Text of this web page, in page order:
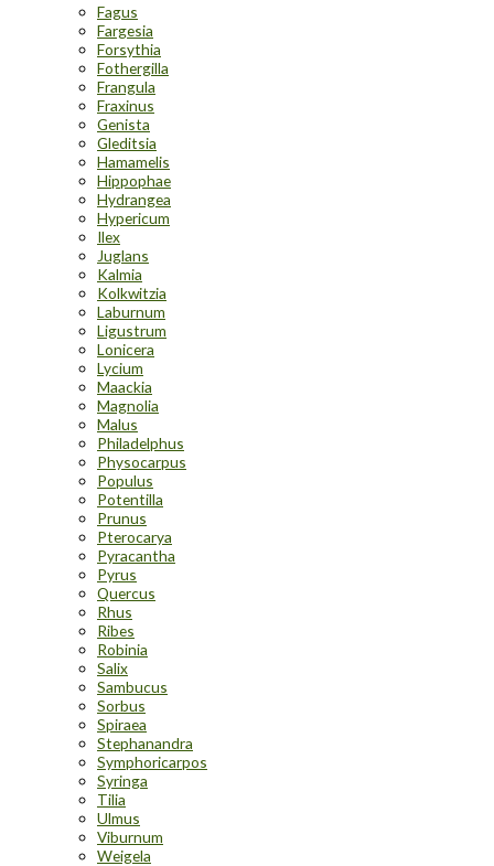
Fagus
Fargesia
Forsythia
Fothergilla
Frangula
Fraxinus
Genista
Gleditsia
Hamamelis
Hippophae
Hydrangea
Hypericum
Ilex
Juglans
Kalmia
Kolkwitzia
Laburnum
Ligustrum
Lonicera
Lycium
Maackia
Magnolia
Malus
Philadelphus
Physocarpus
Populus
Potentilla
Prunus
Pterocarya
Pyracantha
Pyrus
Quercus
Rhus
Ribes
Robinia
Salix
Sambucus
Sorbus
Spiraea
Stephanandra
Symphoricarpos
Syringa
Tilia
Ulmus
Viburnum
Weigela